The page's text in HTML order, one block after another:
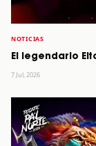
NOTICIAS
El legendario
7 Jul, 2026